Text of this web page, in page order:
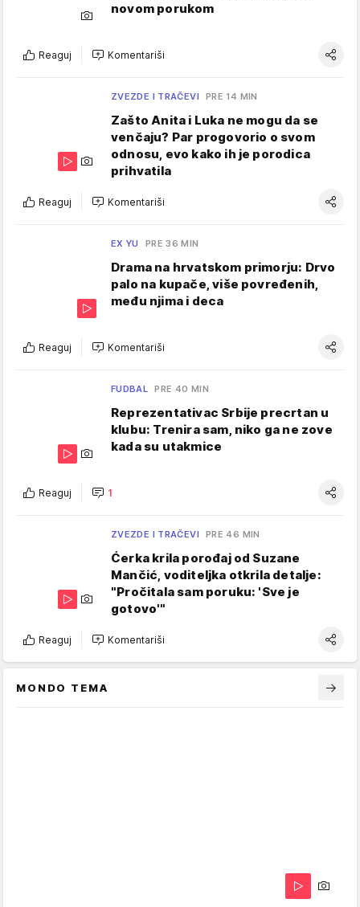
novom porukom
Reaguj Komentariši
ZVEZDE I TRAČEVI PRE 14 MIN
Zašto Anita i Luka ne mogu da se
venčaju? Par progovorio o svom
odnosu, evo kako ih je porodica
prihvatila
Reaguj Komentariši
EX YU PRE 36 MIN
Drama na hrvatskom primorju: Drvo
palo na kupače, više povređenih,
među njima i deca
Reaguj Komentariši
FUDBAL PRE 40 MIN
Reprezentativac Srbije precrtan u
klubu: Trenira sam, niko ga ne zove
kada su utakmice
Reaguj 1
ZVEZDE I TRAČEVI PRE 46 MIN
Ćerka krila porođaj od Suzane
Mančić, voditeljka otkrila detalje:
"Pročitala sam poruku: 'Sve je
gotovo'"
Reaguj Komentariši
MONDO TEMA